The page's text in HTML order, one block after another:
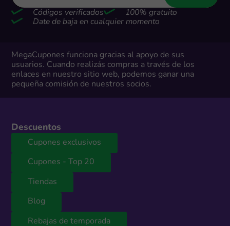
Códigos verificados
100% gratuito
Date de baja en cualquier momento
MegaCupones funciona gracias al apoyo de sus
usuarios. Cuando realizás compras a través de los
enlaces en nuestro sitio web, podemos ganar una
pequeña comisión de nuestros socios.
Descuentos
Cupones exclusivos
Cupones - Top 20
Tiendas
Blog
Rebajas de temporada